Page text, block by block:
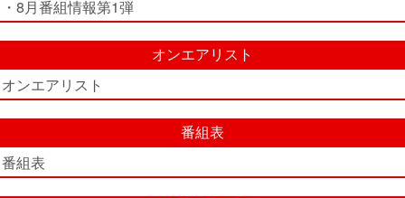
・8月番組情報第1弾
オンエアリスト
オンエアリスト
番組表
番組表